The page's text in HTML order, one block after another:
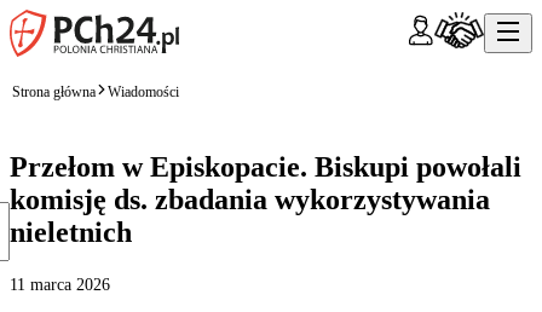
Strona główna Wiadomości
Przełom w Episkopacie. Biskupi powołali
komisję ds. zbadania wykorzystywania
nieletnich
11 marca 2026